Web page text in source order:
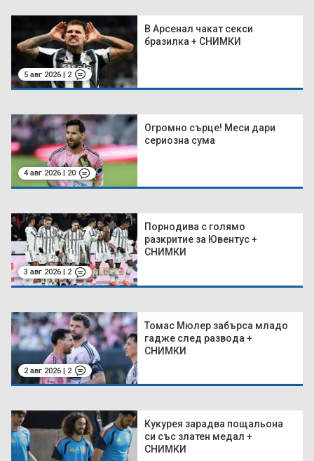
5 авг 2026 | 2
В Арсенал чакат секси
бразилка + СНИМКИ
4 авг 2026 | 20
Огромно сърце! Меси дари
сериозна сума
3 авг 2026 | 2
Порнодива с голямо
разкритие за Ювентус +
СНИМКИ
2 авг 2026 | 2
Томас Мюлер забърса младо
гадже след развода +
СНИМКИ
Кукурея зарадва пощальона
си със златен медал +
СНИМКИ